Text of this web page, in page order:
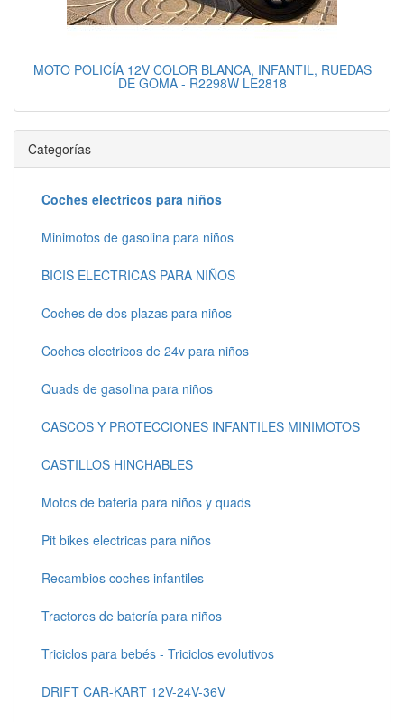
MOTO POLICÍA 12V COLOR BLANCA, INFANTIL, RUEDAS
DE GOMA - R2298W LE2818
Categorías
Coches electricos para niños
Minimotos de gasolina para niños
BICIS ELECTRICAS PARA NIÑOS
Coches de dos plazas para niños
Coches electricos de 24v para niños
Quads de gasolina para niños
CASCOS Y PROTECCIONES INFANTILES MINIMOTOS
CASTILLOS HINCHABLES
Motos de bateria para niños y quads
Pit bikes electricas para niños
Recambios coches infantiles
Tractores de batería para niños
Triciclos para bebés - Triciclos evolutivos
DRIFT CAR-KART 12V-24V-36V